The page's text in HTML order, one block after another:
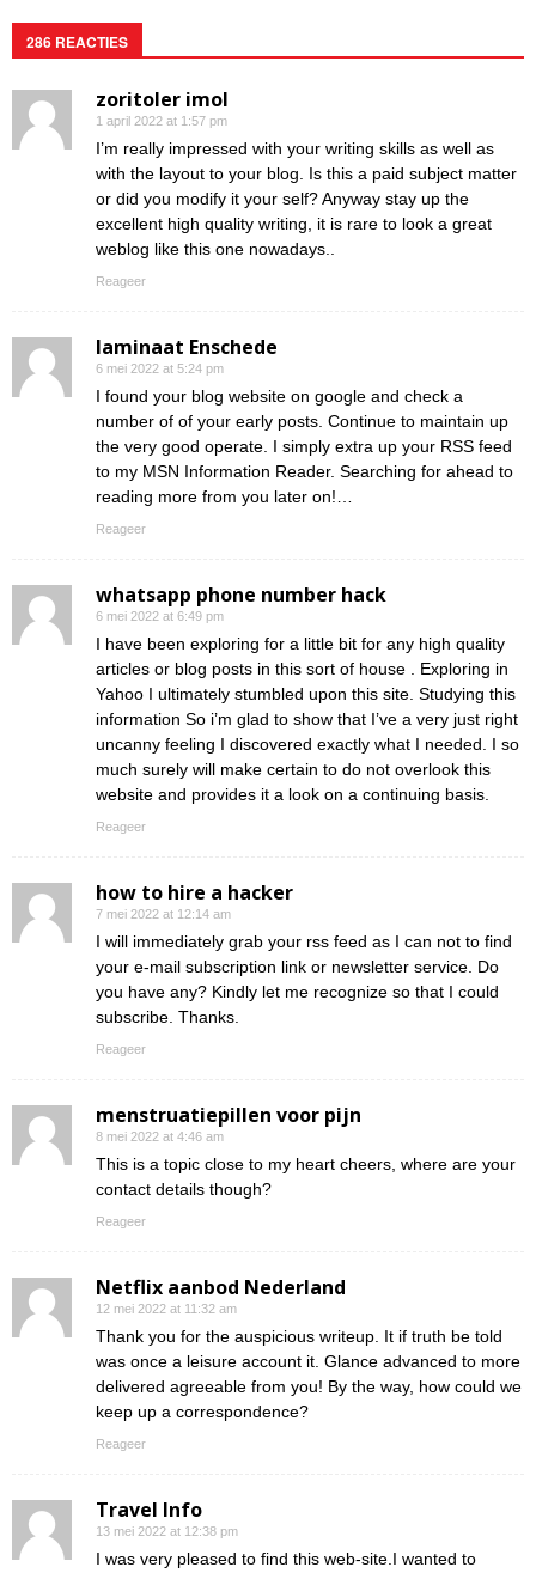
286 REACTIES
zoritoler imol
1 april 2022 at 1:57 pm
I’m really impressed with your writing skills as well as
with the layout to your blog. Is this a paid subject matter
or did you modify it your self? Anyway stay up the
excellent high quality writing, it is rare to look a great
weblog like this one nowadays..
Reageer
laminaat Enschede
6 mei 2022 at 5:24 pm
I found your blog website on google and check a
number of of your early posts. Continue to maintain up
the very good operate. I simply extra up your RSS feed
to my MSN Information Reader. Searching for ahead to
reading more from you later on!…
Reageer
whatsapp phone number hack
6 mei 2022 at 6:49 pm
I have been exploring for a little bit for any high quality
articles or blog posts in this sort of house . Exploring in
Yahoo I ultimately stumbled upon this site. Studying this
information So i’m glad to show that I’ve a very just right
uncanny feeling I discovered exactly what I needed. I so
much surely will make certain to do not overlook this
website and provides it a look on a continuing basis.
Reageer
how to hire a hacker
7 mei 2022 at 12:14 am
I will immediately grab your rss feed as I can not to find
your e-mail subscription link or newsletter service. Do
you have any? Kindly let me recognize so that I could
subscribe. Thanks.
Reageer
menstruatiepillen voor pijn
8 mei 2022 at 4:46 am
This is a topic close to my heart cheers, where are your
contact details though?
Reageer
Netflix aanbod Nederland
12 mei 2022 at 11:32 am
Thank you for the auspicious writeup. It if truth be told
was once a leisure account it. Glance advanced to more
delivered agreeable from you! By the way, how could we
keep up a correspondence?
Reageer
Travel Info
13 mei 2022 at 12:38 pm
I was very pleased to find this web-site.I wanted to